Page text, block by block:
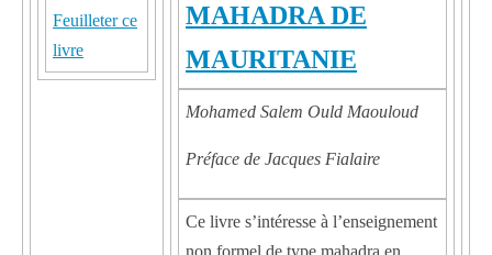
Feuilleter ce
livre
MAHADRA DE
MAURITANIE
Mohamed Salem Ould Maouloud
Préface de Jacques Fialaire
Ce livre s’intéresse à l’enseignement